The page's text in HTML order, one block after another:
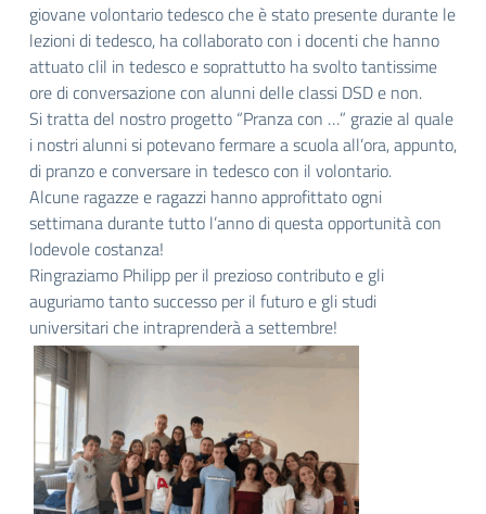
giovane volontario tedesco che è stato presente durante le
lezioni di tedesco, ha collaborato con i docenti che hanno
attuato clil in tedesco e soprattutto ha svolto tantissime
ore di conversazione con alunni delle classi DSD e non.
Si tratta del nostro progetto “Pranza con …” grazie al quale
i nostri alunni si potevano fermare a scuola all’ora, appunto,
di pranzo e conversare in tedesco con il volontario.
Alcune ragazze e ragazzi hanno approfittato ogni
settimana durante tutto l’anno di questa opportunità con
lodevole costanza!
Ringraziamo Philipp per il prezioso contributo e gli
auguriamo tanto successo per il futuro e gli studi
universitari che intraprenderà a settembre!